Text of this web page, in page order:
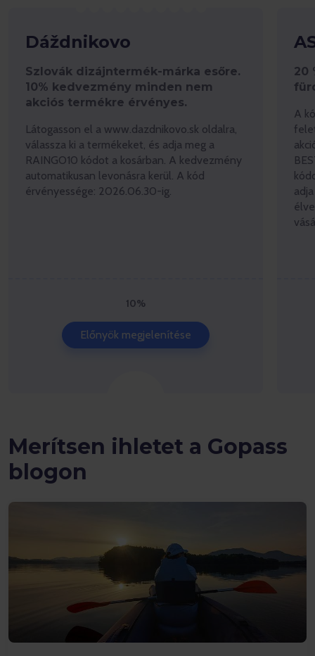
Dáždnikovo
Szlovák dizájntermék-márka esőre.
10% kedvezmény minden nem
akciós termékre érvényes.
Látogasson el a www.dazdnikovo.sk oldalra,
válassza ki a termékeket, és adja meg a
RAINGO10 kódot a kosárban. A kedvezmény
automatikusan levonásra kerül. A kód
érvényessége: 2026.06.30-ig.
10%
Előnyök megjelenítése
20
A
Merítsen ihletet a Gopass
blogon